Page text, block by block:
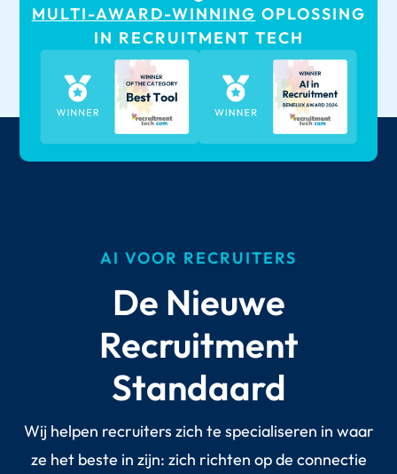
MULTI-AWARD-WINNING OPLOSSING
IN RECRUITMENT TECH
AI VOOR RECRUITERS
De Nieuwe
Recruitment
Standaard
Wij helpen recruiters zich te specialiseren in waar
ze het beste in zijn: zich richten op de connectie